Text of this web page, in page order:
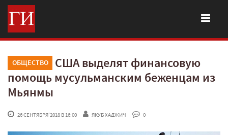
ОБЩЕСТВО
США выделят финансовую
помощь мусульманским беженцам из
Мьянмы
26 СЕНТЯБРЯ'2018 В 16:00 ЯКУБ ХАДЖИЧ 0